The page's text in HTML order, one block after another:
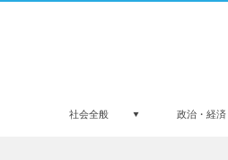
社会全般 政治・経済